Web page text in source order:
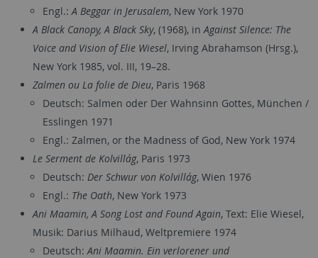
Engl.: A Beggar in Jerusalem, New York 1970
A Black Canopy, A Black Sky, (1968), in Against Silence: The
Voice and Vision of Elie Wiesel, Irving Abrahamson (Hrsg.),
New York 1985, vol. III, 19–28.
Zalmen ou La folie de Dieu, Paris 1968
Deutsch: Salmen oder Der Wahnsinn Gottes, München /
Esslingen 1971
Engl.: Zalmen, or the Madness of God, New York 1974
Le Serment de Kolvillág, Paris 1973
Deutsch: Der Schwur von Kolvillág, Wien 1976
Engl.: The Oath, New York 1973
Ani Maamin, A Song Lost and Found Again, Text: Elie Wiesel,
Musik: Darius Milhaud, Weltpremiere 1974
Deutsch: Ani Maamin. Ein verlorener und